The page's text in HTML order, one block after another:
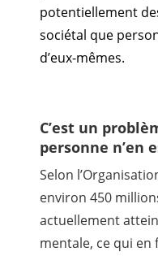
potentiellement
sociétal que
d’eux-mêmes.
C’est un
personne n’en
Selon
environ 450
actuellement
mentale, ce qui en